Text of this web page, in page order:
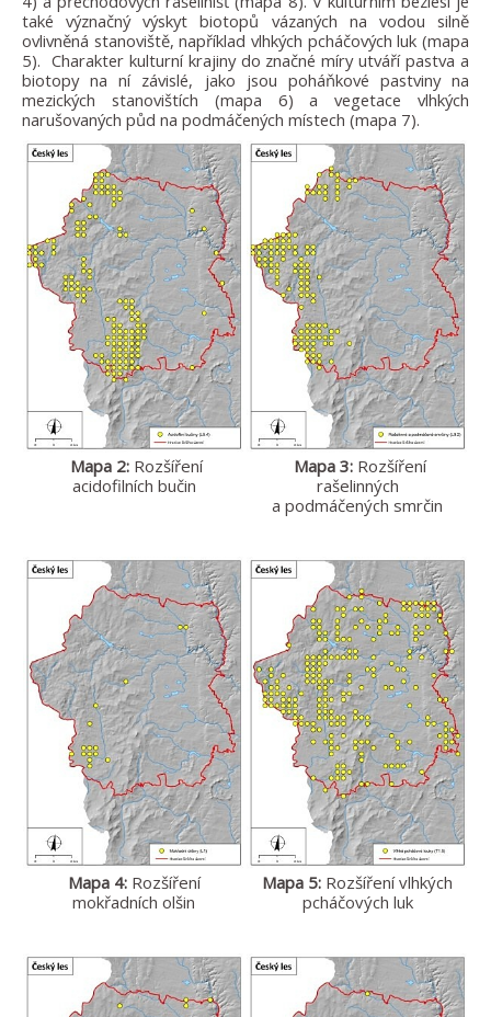
také význačný výskyt biotopů vázaných na vodou silně
ovlivněná stanoviště, například vlhkých pcháčových luk (mapa
5). Charakter kulturní krajiny do značné míry utváří pastva a
biotopy na ní závislé, jako jsou poháňkové pastviny na
mezických stanovištích (mapa 6) a vegetace vlhkých
narušovaných půd na podmáčených místech (mapa 7).
Mapa 2:Rozšíření
acidofilních bučin
Mapa 3:Rozšíření
rašelinných
a podmáčených smrčin
Mapa 4:Rozšíření
mokřadních olšin
Mapa 5: Rozšíření vlhkých
pcháčových luk